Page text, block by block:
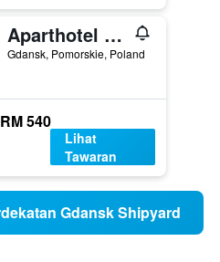
Aparthotel Grodzka 10
Gdansk, Pomorskie, Poland
RM 540
Lihat
Tawaran
Gdansk Shipyard